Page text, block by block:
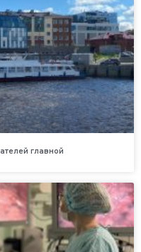
главной